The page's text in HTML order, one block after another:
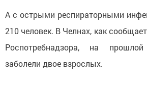
А с острыми респираторными
210 человек. В Челнах, как
Роспотребнадзора, на
заболели двое взрослых.